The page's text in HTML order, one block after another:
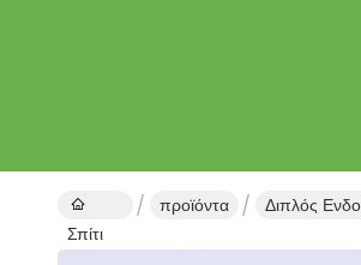
Σπίτι
προϊόντα Διπλός